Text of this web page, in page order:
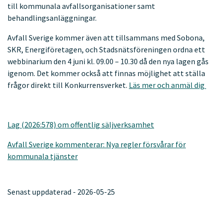
till kommunala avfallsorganisationer samt
behandlingsanläggningar.
Avfall Sverige kommer även att tillsammans med Sobona,
SKR, Energiföretagen, och Stadsnätsföreningen ordna ett
webbinarium den 4 juni kl. 09.00 – 10.30 då den nya lagen gås
igenom. Det kommer också att finnas möjlighet att ställa
frågor direkt till Konkurrensverket. Läs mer och anmäl dig
Lag (2026:578) om offentlig säljverksamhet
Avfall Sverige kommenterar: Nya regler försvårar för
kommunala tjänster
Senast uppdaterad - 2026-05-25